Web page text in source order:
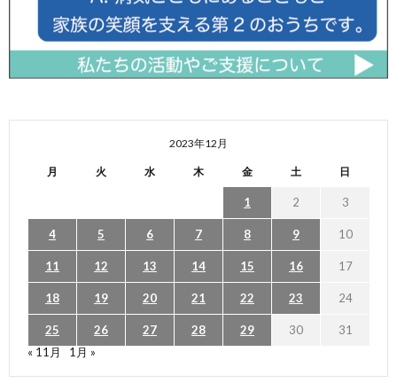
2023年12月
月 火 水 木 金 土 日
1 2 3
4 5 6 7 8 9 10
11 12 13 14 15 16 17
18 19 20 21 22 23 24
25 26 27 28 29 30
31
« 11月
1月 »